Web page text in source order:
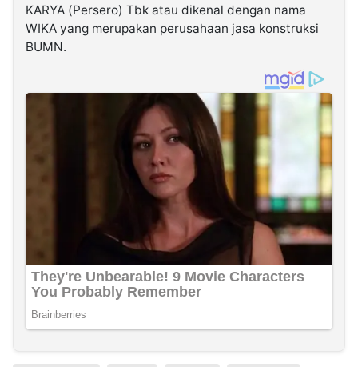
KARYA (Persero) Tbk atau dikenal dengan nama
WIKA yang merupakan perusahaan jasa konstruksi
BUMN.